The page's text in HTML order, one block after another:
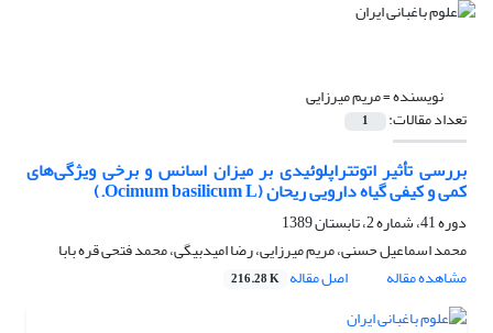
نویسنده =مریم میرزایی
تعداد مقالات: 1
بررسی تأثیر اتوتتراپلوئیدی بر میزان اسانس و برخی ویژگی‌های
کمی و کیفی گیاه دارویی ریحان (Ocimum basilicum L.)
دوره 41، شماره 2، تابستان 1389
محمد اسماعیل حسنی، مریم میرزایی، رضا امیدبیگی، محمد فتحی قره بابا
مشاهده مقاله
اصل مقاله 216.28 K